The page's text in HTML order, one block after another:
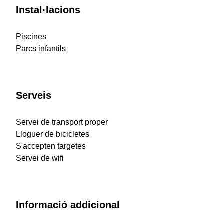
Instal·lacions
Piscines
Parcs infantils
Serveis
Servei de transport proper
Lloguer de bicicletes
S'accepten targetes
Servei de wifi
Informació addicional